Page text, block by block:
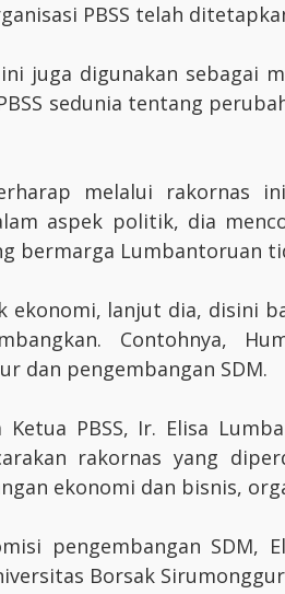
PBSS telah
ini juga digunakan sebagai
sedunia tentang
melalui rakornas
aspek politik, dia
bermarga Lumbantoruan
ekonomi, lanjut dia, disini
Contohnya,
dan pengembangan SDM.
Ketua PBSS, Ir. Elisa
rakornas yang
ekonomi dan bisnis,
pengembangan SDM,
Borsak